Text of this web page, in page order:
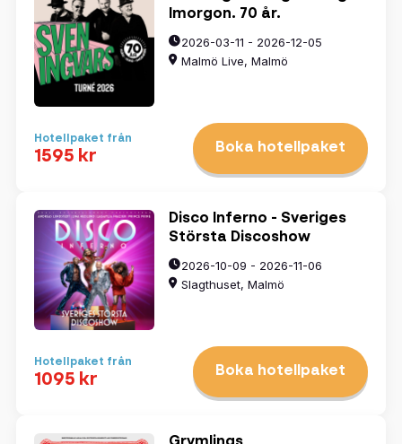
Imorgon. 70 år.
2026-03-11 - 2026-12-05
Malmö Live, Malmö
Hotellpaket från
1595 kr Boka hotellpaket
Disco Inferno - Sveriges
Största Discoshow
2026-10-09 - 2026-11-06
Slagthuset, Malmö
Hotellpaket från
1095 kr Boka hotellpaket